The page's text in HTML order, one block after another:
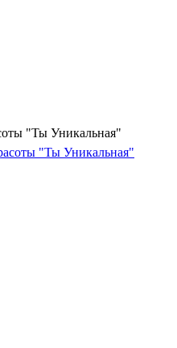
"Ты Уникальная"